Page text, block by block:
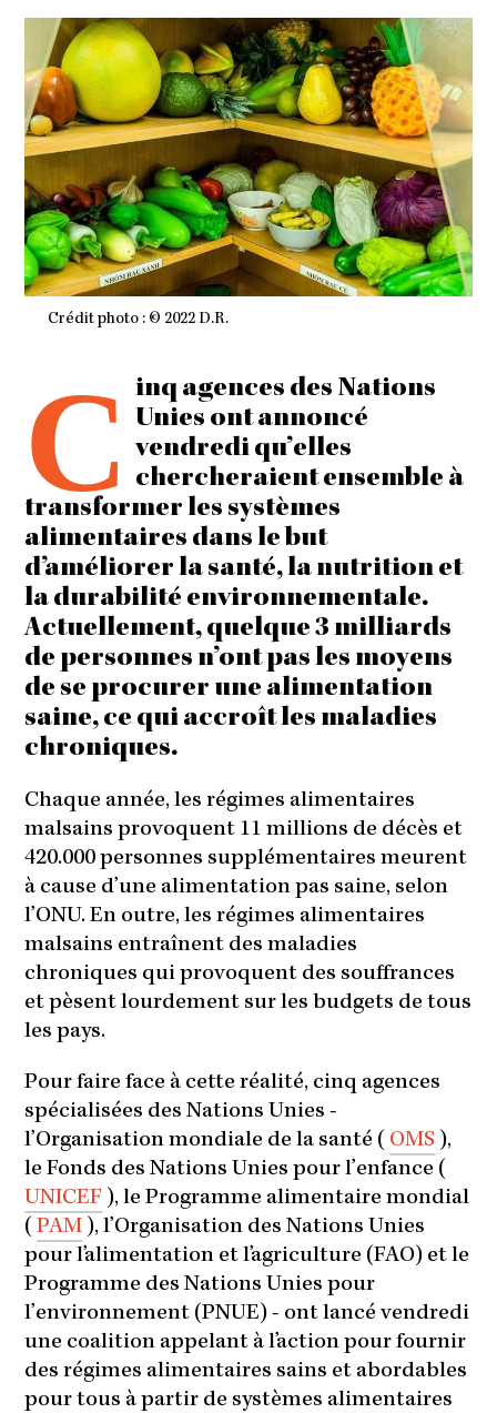
Crédit photo : © 2022 D.R.
C
inq agences des Nations
Unies ont annoncé
vendredi qu’elles
chercheraient ensemble à
transformer les systèmes
alimentaires dans le but
d’améliorer la santé, la nutrition et
la durabilité environnementale.
Actuellement, quelque 3 milliards
de personnes n’ont pas les moyens
de se procurer une alimentation
saine, ce qui accroît les maladies
chroniques.
Chaque année, les régimes alimentaires
malsains provoquent 11 millions de décès et
420.000 personnes supplémentaires meurent
à cause d’une alimentation pas saine, selon
l’ONU. En outre, les régimes alimentaires
malsains entraînent des maladies
chroniques qui provoquent des souffrances
et pèsent lourdement sur les budgets de tous
les pays.
Pour faire face à cette réalité, cinq agences
spécialisées des Nations Unies -
l’Organisation mondiale de la santé ( OMS ),
le Fonds des Nations Unies pour l’enfance (
UNICEF ), le Programme alimentaire mondial
(PAM ), l’Organisation des Nations Unies
pour l’alimentation et l’agriculture (FAO) et le
Programme des Nations Unies pour
l’environnement (PNUE) - ont lancé vendredi
une coalition appelant à l’action pour fournir
des régimes alimentaires sains et abordables
pour tous à partir de systèmes alimentaires